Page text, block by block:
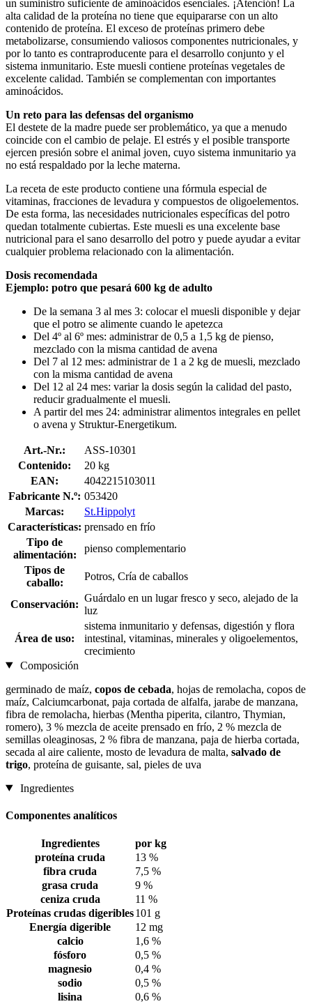
un suministro suficiente de aminoácidos esenciales. ¡Atención! La
alta calidad de la proteína no tiene que equipararse con un alto
contenido de proteína. El exceso de proteínas primero debe
metabolizarse, consumiendo valiosos componentes nutricionales, y
por lo tanto es contraproducente para el desarrollo conjunto y el
sistema inmunitario. Este muesli contiene proteínas vegetales de
excelente calidad. También se complementan con importantes
aminoácidos.
Un reto para las defensas del organismo
El destete de la madre puede ser problemático, ya que a menudo
coincide con el cambio de pelaje. El estrés y el posible transporte
ejercen presión sobre el animal joven, cuyo sistema inmunitario ya
no está respaldado por la leche materna.
La receta de este producto contiene una fórmula especial de
vitaminas, fracciones de levadura y compuestos de oligoelementos.
De esta forma, las necesidades nutricionales específicas del potro
quedan totalmente cubiertas. Este muesli es una excelente base
nutricional para el sano desarrollo del potro y puede ayudar a evitar
cualquier problema relacionado con la alimentación.
Dosis recomendada
Ejemplo: potro que pesará 600 kg de adulto
De la semana 3 al mes 3: colocar el muesli disponible y dejar
que el potro se alimente cuando le apetezca
Del 4º al 6º mes: administrar de 0,5 a 1,5 kg de pienso,
mezclado con la misma cantidad de avena
Del 7 al 12 mes: administrar de 1 a 2 kg de muesli, mezclado
con la misma cantidad de avena
Del 12 al 24 mes: variar la dosis según la calidad del pasto,
reducir gradualmente el muesli.
A partir del mes 24: administrar alimentos integrales en pellet
o avena y Struktur-Energetikum.
Art.-Nr.:
ASS-10301
Contenido:
20 kg
EAN:
4042215103011
Fabricante N.º: 053420
Marcas:
St.Hippolyt
Características: prensado en frío
Tipo de
alimentación:
pienso complementario
Tipos de
caballo:
Potros, Cría de caballos
Conservación:
Guárdalo en un lugar fresco y seco, alejado de la
luz
Área de uso:
sistema inmunitario y defensas, digestión y flora
intestinal, vitaminas, minerales y oligoelementos,
crecimiento
Composición
germinado de maíz, copos de cebada, hojas de remolacha, copos de
maíz, Calciumcarbonat, paja cortada de alfalfa, jarabe de manzana,
fibra de remolacha, hierbas (Mentha piperita, cilantro, Thymian,
romero), 3 % mezcla de aceite prensado en frío, 2 % mezcla de
semillas oleaginosas, 2 % fibra de manzana, paja de hierba cortada,
secada al aire caliente, mosto de levadura de malta, salvado de
trigo, proteína de guisante, sal, pieles de uva
Ingredientes
Componentes analíticos
Ingredientes
por kg
proteína cruda
13 %
fibra cruda
7,5 %
grasa cruda
9 %
ceniza cruda
11 %
Proteínas crudas digeribles101 g
Energía digerible
12 mg
calcio
1,6 %
fósforo
0,5 %
magnesio
0,4 %
sodio
0,5 %
lisina
0,6 %